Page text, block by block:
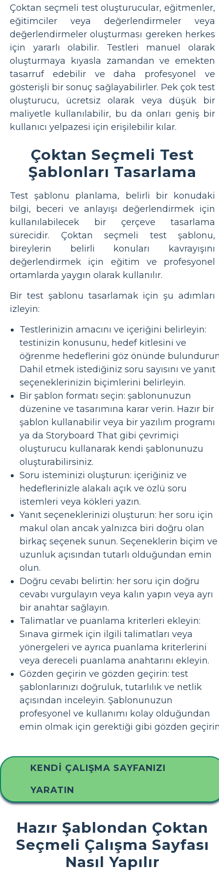
Çoktan seçmeli test oluşturucular, eğitmenler,
eğitimciler veya değerlendirmeler veya
değerlendirmeler oluşturması gereken herkes
için yararlı olabilir. Testleri manuel olarak
oluşturmaya kıyasla zamandan ve emekten
tasarruf edebilir ve daha profesyonel ve
gösterişli bir sonuç sağlayabilirler. Pek çok test
oluşturucu, ücretsiz olarak veya düşük bir
maliyetle kullanılabilir, bu da onları geniş bir
kullanıcı yelpazesi için erişilebilir kılar.
Çoktan Seçmeli Test
Şablonları Tasarlama
Test şablonu planlama, belirli bir konudaki
bilgi, beceri ve anlayışı değerlendirmek için
kullanılabilecek bir çerçeve tasarlama
sürecidir. Çoktan seçmeli test şablonu,
bireylerin belirli konuları kavrayışını
değerlendirmek için eğitim ve profesyonel
ortamlarda yaygın olarak kullanılır.
Bir test şablonu tasarlamak için şu adımları
izleyin:
Testlerinizin amacını ve içeriğini belirleyin:
testinizin konusunu, hedef kitlesini ve
öğrenme hedeflerini göz önünde
Dahil etmek istediğiniz soru sayısını ve yanıt
seçeneklerinizin biçimlerini belirleyin.
Bir şablon formatı seçin: şablonunuzun
düzenine ve tasarımına karar verin. Hazır bir
şablon kullanabilir veya bir yazılım programı
ya da Storyboard That gibi çevrimiçi
oluşturucu kullanarak kendi şablonunuzu
oluşturabilirsiniz.
Soru isteminizi oluşturun: içeriğiniz ve
hedeflerinizle alakalı açık ve özlü soru
istemleri veya kökleri yazın.
Yanıt seçeneklerinizi oluşturun: her soru için
makul olan ancak yalnızca biri doğru olan
birkaç seçenek sunun. Seçeneklerin biçim ve
uzunluk açısından tutarlı olduğundan emin
olun.
Doğru cevabı belirtin: her soru için doğru
cevabı vurgulayın veya kalın yapın veya ayrı
bir anahtar sağlayın.
Talimatlar ve puanlama kriterleri ekleyin:
Sınava girmek için ilgili talimatları veya
yönergeleri ve ayrıca puanlama kriterlerini
veya dereceli puanlama anahtarını ekleyin.
Gözden geçirin ve gözden geçirin: test
şablonlarınızı doğruluk, tutarlılık ve netlik
açısından inceleyin. Şablonunuzun
profesyonel ve kullanımı kolay olduğundan
emin olmak için gerektiği gibi gözden
KENDI ÇALIŞMA SAYFANIZI
YARATIN
Hazır Şablondan Çoktan
Seçmeli Çalışma Sayfası
Nasıl Yapılır